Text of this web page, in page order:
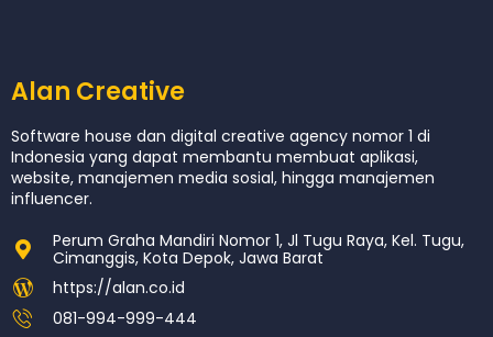
Alan Creative
Software house dan digital creative agency nomor 1 di
Indonesia yang dapat membantu membuat aplikasi,
website, manajemen media sosial, hingga manajemen
influencer.
Perum Graha Mandiri Nomor 1, Jl Tugu Raya, Kel. Tugu,
Cimanggis, Kota Depok, Jawa Barat
https://alan.co.id
081-994-999-444